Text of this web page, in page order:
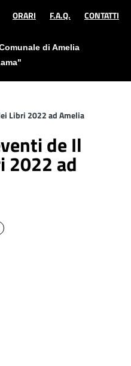
ORARI F.A.Q. CONTATTI
di Amelia
Libri 2022 ad Amelia
de Il
2022 ad